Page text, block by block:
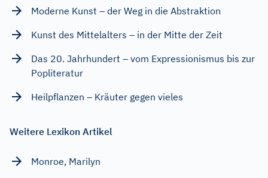
Moderne Kunst – der Weg in die Abstraktion
Kunst des Mittelalters – in der Mitte der Zeit
Das 20. Jahrhundert – vom Expressionismus bis zur
Popliteratur
Heilpflanzen – Kräuter gegen vieles
Weitere Lexikon Artikel
Monroe, Marilyn